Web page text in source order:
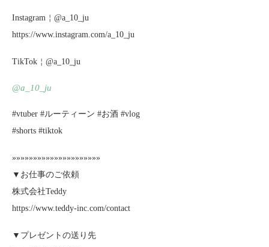
Instagram￤@a_10_ju
https://www.instagram.com/a_10_ju
TikTok￤@a_10_ju
@a_10_ju
#vtuber #ルーティーン #お酒 #vlog
#shorts #tiktok
»»»»»»»»»»»»»»»»»»»»»
▼お仕事のご依頼
株式会社Teddy
https://www.teddy-inc.com/contact
▼プレゼントの送り先